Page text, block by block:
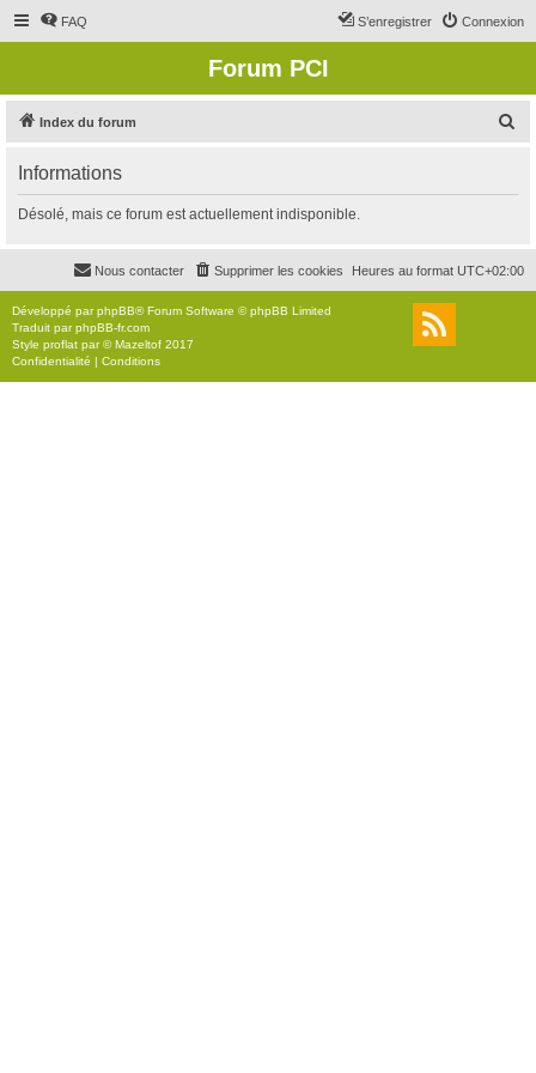
FAQ Connexion
S’enregistrer
Forum PCI
Index du forum
r
c
r
Informations
Désolé, mais ce forum est actuellement indisponible.
Heures au format UTC+02:00
Supprimer les cookies
Nous contacter
Développé parphpBB® Forum Software © phpBB Limited
Traduit parphpBB-fr.com
Style proflat par ©Mazeltof 2017
Confidentialité | Conditions